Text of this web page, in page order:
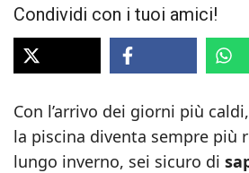
Condividi con i tuoi amici!
Con l’arrivo dei giorni più
la piscina diventa sempre più
lungo inverno, sei sicuro di